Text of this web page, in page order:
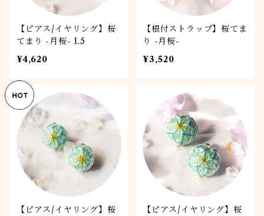
【ピアス/イヤリング】桜
てまり -月桜- 1.5
¥4,620
【根付ストラップ】桜てま
り -月桜-
¥3,520
【ピアス/イヤリング】桜
【ピアス/イヤリング】桜